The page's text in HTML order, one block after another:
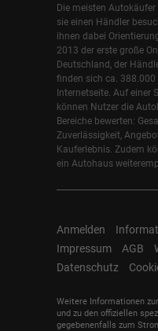
Die meisten
sie einen Händler
ihnen dabei
2013 der erste große
Deutschland, der
finden sich ca.
Internetseite. Auf einer
können Nutzer die
Bereiche bewerten:
Zuverlässigkeit,
Kauferlebnis. Zudem
ein Autohaus
Anmelden
Impressum
AGB
Datenschutz
Weitere Informationen
und zu den offiziellen
gegebenenfalls zum